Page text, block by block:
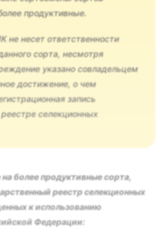
продуктивные.
несет ответственности
сорта, несмотря
указано совладельцем
достижение, о чем
запись
селекционных
более продуктивные сорта,
реестр селекционных
к использованию
Федерации: